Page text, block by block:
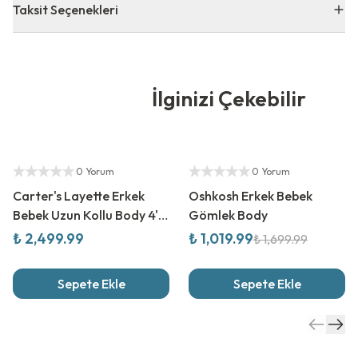
Taksit Seçenekleri
İlginizi Çekebilir
0 Yorum
Carter's Layette Erkek
Bebek Uzun Kollu Body 4'lü
Paket
₺ 2,499.99
Sepete Ekle
Yetkili Satıcı
0 Yorum
Oshkosh Erkek Bebek
Gömlek Body
₺ 1,019.99₺ 1,699.99
Sepete Ekle